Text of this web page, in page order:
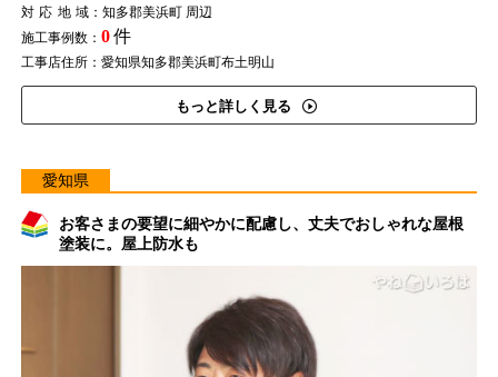
対応地域：知多郡美浜町 周辺
施工事例数： 0件
工事店住所：愛知県知多郡美浜町布土明山
もっと詳しく見る
愛知県
お客さまの要望に細やかに配慮し、丈夫でおしゃれな屋根
塗装に。屋上防水も